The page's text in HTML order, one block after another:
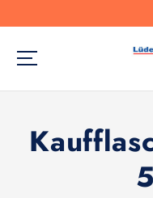
u